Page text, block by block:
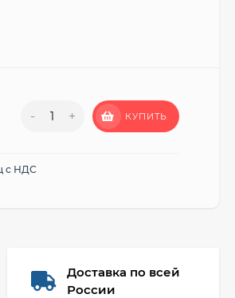
- + КУПИТЬ
с НДС
Доставка по всей
России